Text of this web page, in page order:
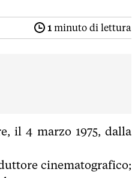
1 minuto di lettura
il 4 marzo 1975, dalla
cinematografico;